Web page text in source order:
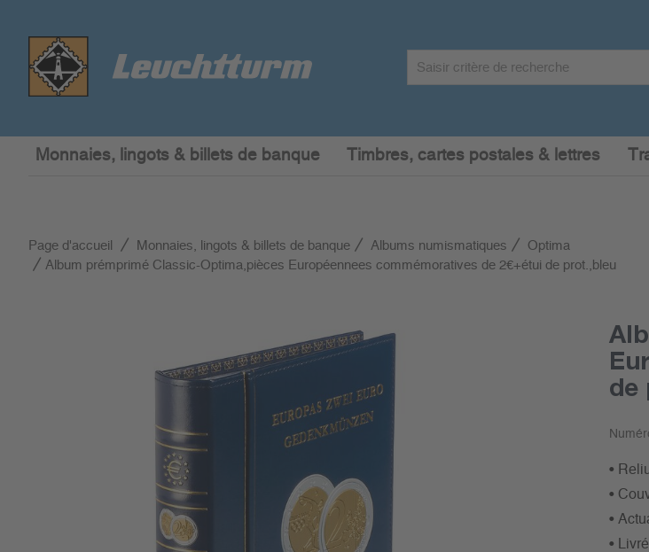
Monnaies, lingots & billets de banque Timbres, cartes postales & lettres
Page d'accueil Monnaies, lingots & billets de banque Albums numismatiques
Optima
Album prémprimé Classic-Optima,pièces Européennees commémoratives de 2€+étui de prot.,bleu
de
•
•
•
•